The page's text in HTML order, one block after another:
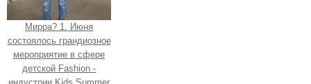
Мирра? 1. Июня
состоялось грандиозное
мероприятие в сфере
детской Fashion -
индустрии Kids Summer